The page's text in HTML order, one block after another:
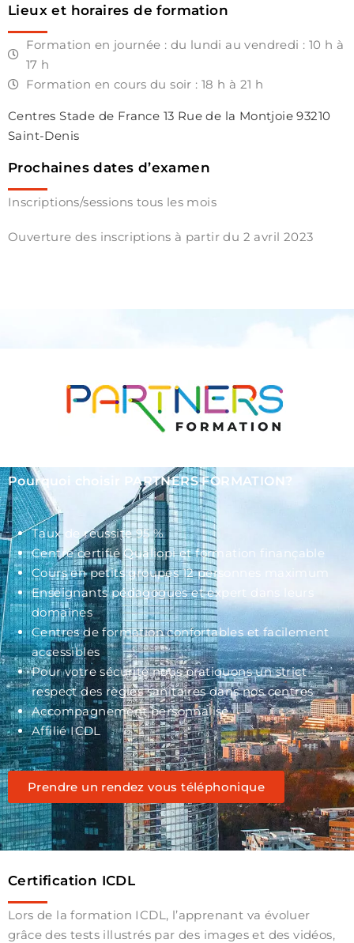
Lieux et horaires de formation
Formation en journée : du lundi au vendredi : 10 h à
17 h
Formation en cours du soir : 18 h à 21 h
Centres Stade de France 13 Rue de la Montjoie 93210
Saint-Denis
Prochaines dates d’examen
Inscriptions/sessions tous les mois
Ouverture des inscriptions à partir du 2 avril 2023
Pourquoi choisir PARTNERS FORMATION?
Taux de réussite 95 %
Centre certifié Qualiopi et formation finançable
Cours en petits groupes 12 personnes maximum
Enseignants pédagogues et expert dans leurs
domaines
Centres de formation confortables et facilement
accessibles
Pour votre sécurité nous pratiquons un strict
respect des règles sanitaires dans nos centres
Accompagnement personnalisé
Affilié ICDL
Prendre un rendez vous téléphonique
Certification ICDL
Lors de la formation ICDL, l’apprenant va évoluer
grâce des tests illustrés par des images et des vidéos,